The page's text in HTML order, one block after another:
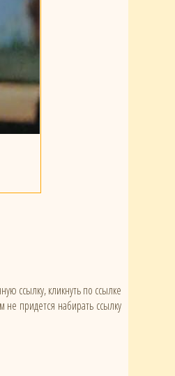
ссылку, кликнуть по ссылке
придется набирать ссылку